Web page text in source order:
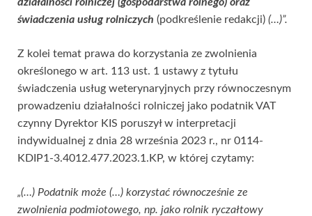
świadczenia usług rolniczych (podkreślenie redakcji) (…)”.
Z kolei temat prawa do korzystania ze zwolnienia
określonego w art. 113 ust. 1 ustawy z tytułu
świadczenia usług weterynaryjnych przy równoczesnym
prowadzeniu działalności rolniczej jako podatnik VAT
czynny Dyrektor KIS poruszył w interpretacji
indywidualnej z dnia 28 września 2023 r., nr 0114-
KDIP1-3.4012.477.2023.1.KP, w której czytamy:
„(…) Podatnik może (…) korzystać równocześnie ze
zwolnienia podmiotowego, np. jako rolnik ryczałtowy